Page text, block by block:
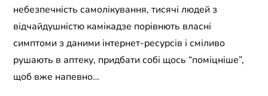
небезпечність самолікування, тисячі людей з
відчайдушністю камікадзе порівнють власні
симптоми з даними інтернет-ресурсів і сміливо
рушають в аптеку, придбати собі щось “поміцніше”,
щоб вже напевно…